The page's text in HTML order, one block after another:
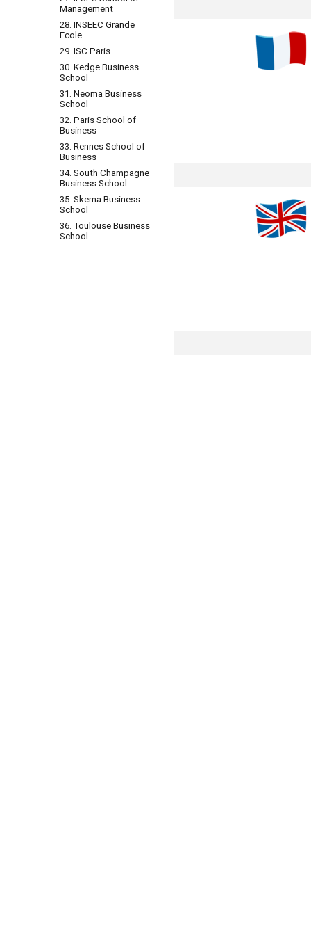
Management
28. INSEEC Grande
Ecole
29. ISC Paris
30. Kedge Business
School
31. Neoma Business
School
32. Paris School of
Business
33. Rennes School of
Business
34. South Champagne
Business School
35. Skema Business
School
36. Toulouse Business
School